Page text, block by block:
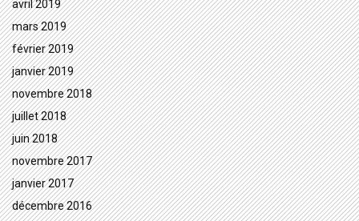
avril 2019
mars 2019
février 2019
janvier 2019
novembre 2018
juillet 2018
juin 2018
novembre 2017
janvier 2017
décembre 2016